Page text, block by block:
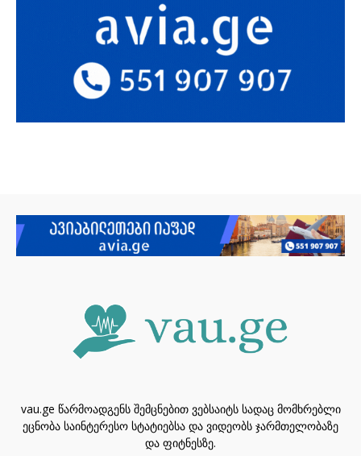
vau.ge წარმოადგენს შემცნებით ვებსაიტს სადაც მომხრებლი
ეცნობა საინტერესო სტატიებსა და ვიდეობს ჯარმთელობაზე
და ფიტნესზე.